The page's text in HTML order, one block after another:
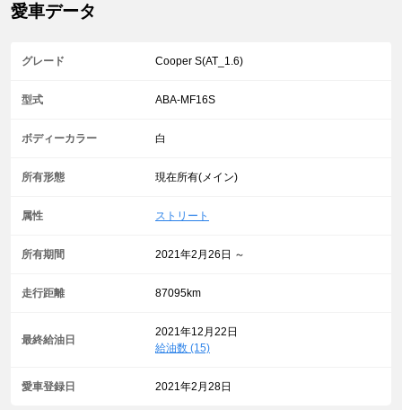
愛車データ
グレード Cooper S(AT_1.6)
型式 ABA-MF16S
ボディーカラー 白
所有形態 現在所有(メイン)
属性 ストリート
所有期間 2021年2月26日 ～
走行距離 87095km
最終給油日
2021年12月22日
給油数 (15)
愛車登録日 2021年2月28日